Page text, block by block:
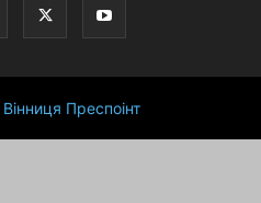
Вінниця Преспоінт